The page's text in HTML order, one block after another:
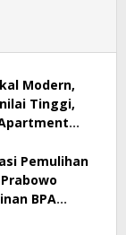
Modern,
Tinggi,
Apartment
Pemulihan
BPA